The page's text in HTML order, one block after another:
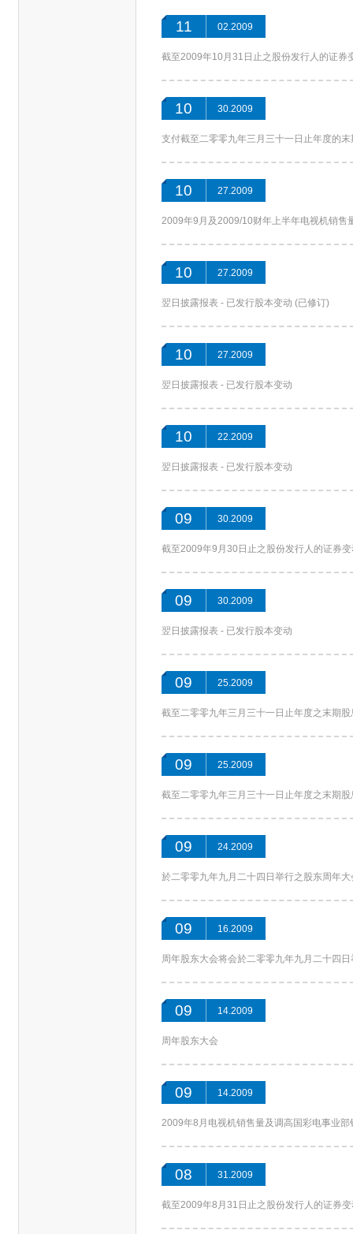
11 02.2009
截至2009年10月31日止之股份发行人的证券
10 30.2009
支付截至二零零九年三月三十一日止年度的末
10 27.2009
2009年9月及2009/10财年上半年电视机销售
10 27.2009
翌日披露报表 - 已发行股本变动 (已修订)
10 27.2009
翌日披露报表 - 已发行股本变动
10 22.2009
翌日披露报表 - 已发行股本变动
09 30.2009
截至2009年9月30日止之股份发行人的证券
09 30.2009
翌日披露报表 - 已发行股本变动
09 25.2009
截至二零零九年三月三十一日止年度之末期
09 25.2009
截至二零零九年三月三十一日止年度之末期
09 24.2009
於二零零九年九月二十四日举行之股东周年
09 16.2009
周年股东大会将会於二零零九年九月二十四日
09 14.2009
周年股东大会
09 14.2009
2009年8月电视机销售量及调高国彩电事业部
08 31.2009
截至2009年8月31日止之股份发行人的证券